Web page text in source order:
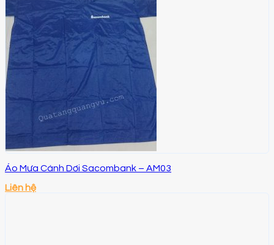
Áo Mưa Cánh Dơi Sacombank – AM03
Liên hệ